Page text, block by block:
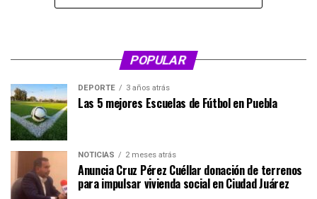
POPULAR
DEPORTE 3 años atrás
Las 5 mejores Escuelas de Fútbol en Puebla
NOTICIAS 2 meses atrás
Anuncia Cruz Pérez Cuéllar donación de terrenos
para impulsar vivienda social en Ciudad Juárez